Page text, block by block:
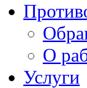
О
Услуги